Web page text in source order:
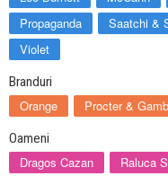
Propaganda
Saatchi &
Violet
Branduri
Orange Procter &
Oameni
Dragos Cazan Raluca